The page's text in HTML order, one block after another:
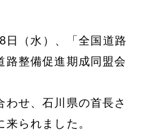
日（水）、「全国道路
路整備促進期成同盟会
わせ、石川県の首長さ
来られました。